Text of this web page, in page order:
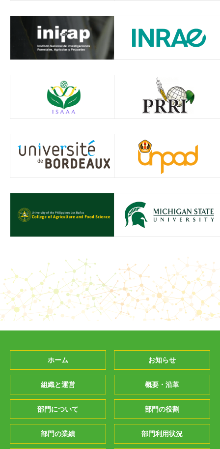
ホーム お知らせ
組織と運営 概要・沿革
部門について 部門の役割
部門の業績 部門利用状況